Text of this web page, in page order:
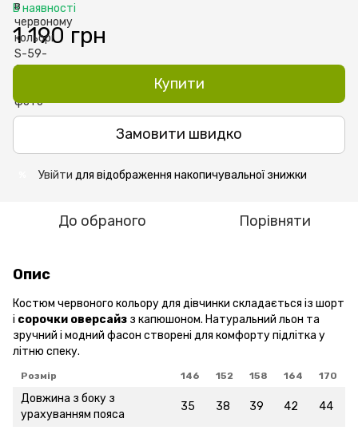
В наявності
1 190 грн
Купити
Замовити швидко
Увійти для відображення накопичувальної знижки
До обраного Порівняти
Опис
Костюм червоного кольору для дівчинки складається із шорт
і сорочки оверсайз з капюшоном. Натуральний льон та
зручний і модний фасон створені для комфорту підлітка у
літню спеку.
Розмір 146 152 158 164 170
Довжина з боку з
урахуванням пояса
35 38 39 42 44